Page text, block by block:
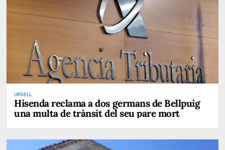
URGELL
Hisenda reclama a dos germans de Bellpuig
una multa de trànsit del seu pare mort